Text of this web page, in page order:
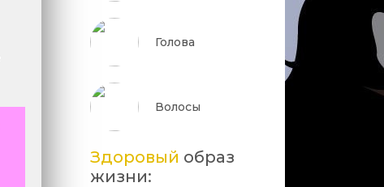
Голова
Волосы
Здоровый образ
жизни: